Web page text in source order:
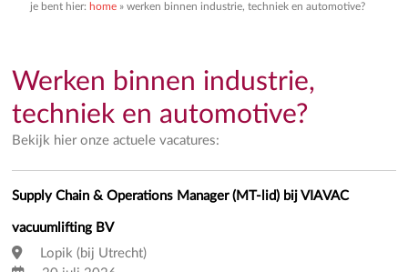
Management
Excellence
je bent hier: home »werken binnen industrie, techniek en automotive?
Werken binnen industrie,
techniek en automotive?
Bekijk hier onze actuele vacatures:
Supply Chain & Operations Manager (MT-lid) bij VIAVAC
vacuumlifting BV
Lopik (bij Utrecht)